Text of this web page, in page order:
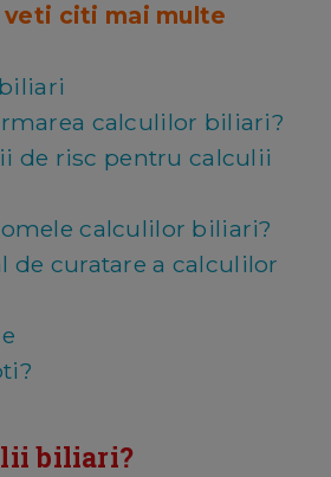
citi mai multe
calculilor biliari?
de risc pentru calculii
calculilor biliari?
de curatare a calculilor
biliari?